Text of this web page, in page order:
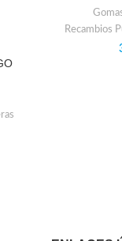
Recambios